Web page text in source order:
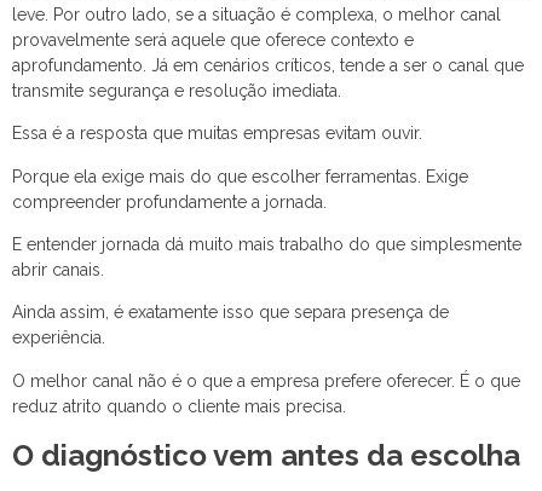
leve. Por outro lado, se a situação é complexa, o melhor canal
provavelmente será aquele que oferece contexto e
aprofundamento. Já em cenários críticos, tende a ser o canal que
transmite segurança e resolução imediata.
Essa é a resposta que muitas empresas evitam ouvir.
Porque ela exige mais do que escolher ferramentas. Exige
compreender profundamente a jornada.
E entender jornada dá muito mais trabalho do que simplesmente
abrir canais.
Ainda assim, é exatamente isso que separa presença de
experiência.
O melhor canal não é o que a empresa prefere oferecer. É o que
reduz atrito quando o cliente mais precisa.
O diagnóstico vem antes da escolha